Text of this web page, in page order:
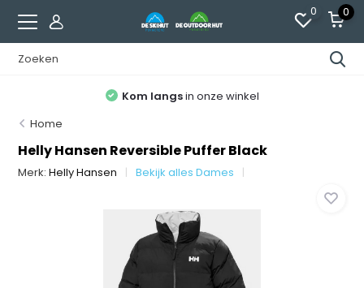
0 0
Kom langsin onze winkel
Home
Helly Hansen Reversible Puffer Black
Merk:Helly Hansen Bekijk alles Dames